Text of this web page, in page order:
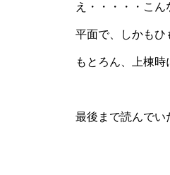
え・・・・・こ
平面で、しかもひ
もとろん、上棟
最後まで読んでい